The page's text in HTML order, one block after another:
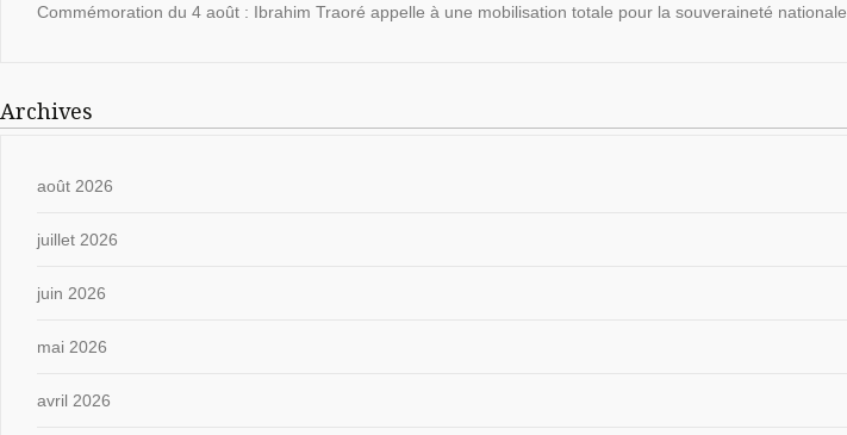
Commémoration du 4 août : Ibrahim Traoré appelle à une mobilisation totale pour la souveraineté nationale
Archives
août 2026
juillet 2026
juin 2026
mai 2026
avril 2026